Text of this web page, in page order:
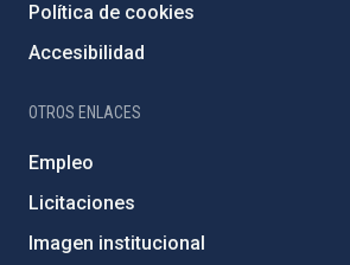
Política de cookies
Accesibilidad
OTROS ENLACES
Empleo
Licitaciones
Imagen institucional